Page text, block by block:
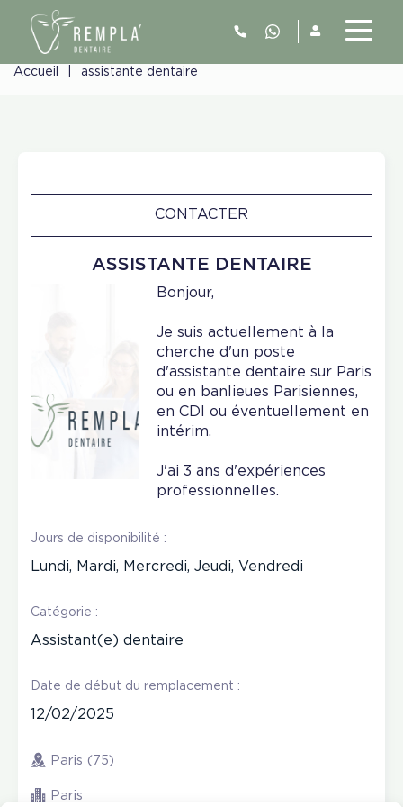
Accueil assistante dentaire
ASSISTANTE DENTAIRE
CONTACTER
Bonjour,
Je suis actuellement à la
cherche d'un poste
d'assistante dentaire sur Paris
ou en banlieues Parisiennes,
en CDI ou éventuellement en
intérim.
J'ai 3 ans d'expériences
professionnelles.
Jours de disponibilité :
Lundi, Mardi, Mercredi, Jeudi, Vendredi
Catégorie :
Assistant(e) dentaire
Date de début du remplacement :
12/02/2025
Paris (75)
Paris